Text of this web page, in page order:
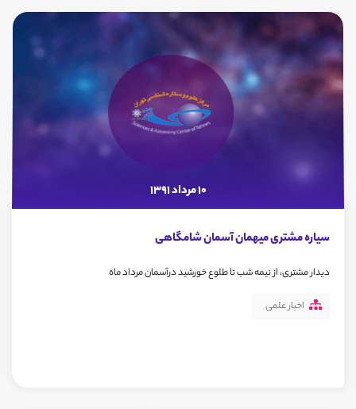
10 مرداد 1391
سیاره مشتری میهمان آسمان شامگاهی
دیدار مشتری، از نیمه شب تا طلوع خورشید درآسمان مرداد ماه
اخبار علمی